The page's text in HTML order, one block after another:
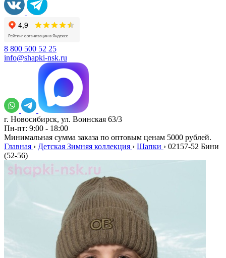
8 800 500 52 25
info@shapki-nsk.ru
г. Новосибирск, ул. Воинская 63/3
Пн-пт: 9:00 - 18:00
Минимальная сумма заказа по оптовым ценам 5000 рублей.
Главная › Детская Зимняя коллекция › Шапки › 02157-52 Бини
(52-56)